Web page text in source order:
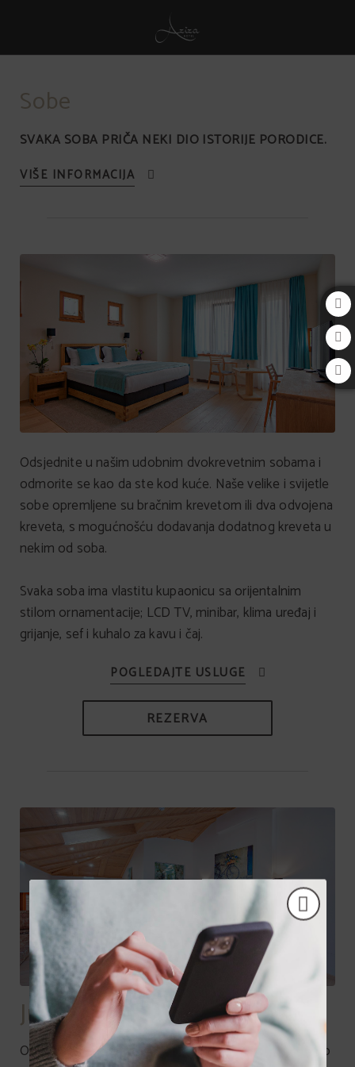
Sobe
SVAKA SOBA PRIČA NEKI DIO ISTORIJE PORODICE.
VIŠE INFORMACIJA
Odsjednite u našim udobnim dvokrevetnim sobama i
odmorite se kao da ste kod kuće. Naše velike i svijetle
sobe opremljene su bračnim krevetom ili dva odvojena
kreveta, s mogućnošću dodavanja dodatnog kreveta u
nekim od soba.
Svaka soba ima vlastitu kupaonicu sa orijentalnim
stilom ornamentacije; LCD TV, minibar, klima uređaj i
grijanje, sef i kuhalo za kavu i čaj.
REZERVA
Junior Suite
Osećajte se kao kod kuće i odmorite se kao nikada do